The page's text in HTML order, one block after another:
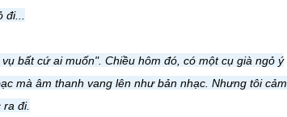
bất cứ ai muốn". Chiều hôm đó, có một cụ già ngỏ ý
mà âm thanh vang lên như bản nhạc. Nhưng tôi cảm
đi.